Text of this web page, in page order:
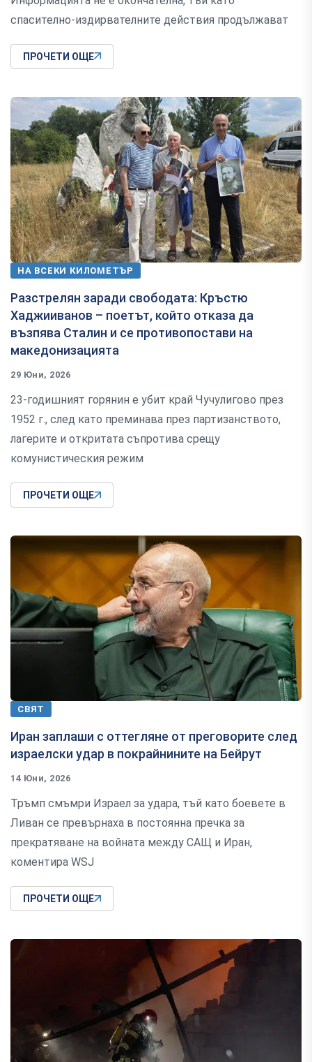
спасително-издирвателните действия продължават
ПРОЧЕТИ ОЩЕ
НА ВСЕКИ КИЛОМЕТЪР
Разстрелян заради свободата: Кръстю
Хаджииванов – поетът, който отказа да
възпява Сталин и се противопостави на
македонизацията
29 Юни, 2026
23-годишният горянин е убит край Чучулигово през
1952 г., след като преминава през партизанството,
лагерите и откритата съпротива срещу
комунистическия режим
ПРОЧЕТИ ОЩЕ
СВЯТ
Иран заплаши с оттегляне от преговорите след
израелски удар в покрайнините на Бейрут
14 Юни, 2026
Тръмп смъмри Израел за удара, тъй като боевете в
Ливан се превърнаха в постоянна пречка за
прекратяване на войната между САЩ и Иран,
коментира WSJ
ПРОЧЕТИ ОЩЕ